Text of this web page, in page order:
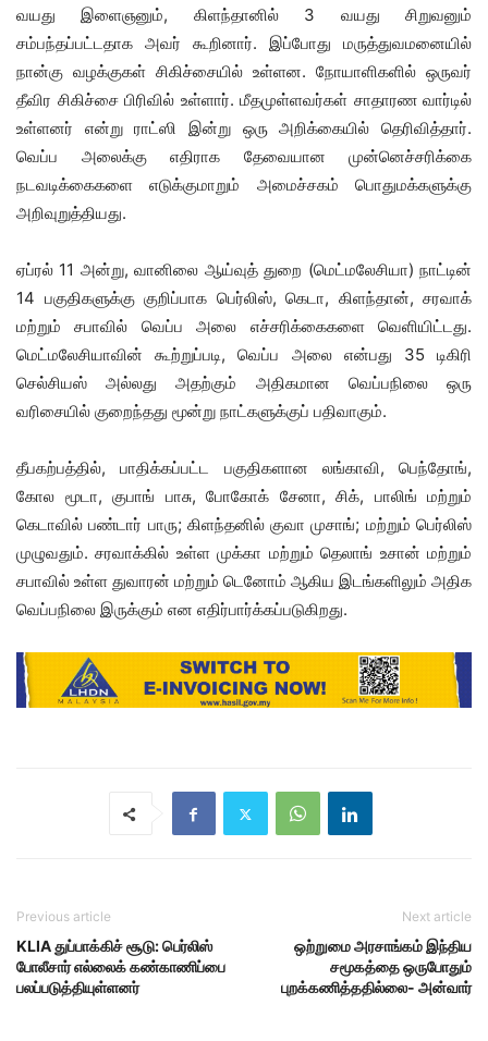
வயது இளைஞனும், கிளந்தானில் 3 வயது சிறுவனும்
சம்பந்தப்பட்டதாக அவர் கூறினார். இப்போது மருத்துவமனையில்
நான்கு வழக்குகள் சிகிச்சையில் உள்ளன. நோயாளிகளில் ஒருவர்
தீவிர சிகிச்சை பிரிவில் உள்ளார். மீதமுள்ளவர்கள் சாதாரண வார்டில்
உள்ளனர் என்று ராட்ஸி இன்று ஒரு அறிக்கையில் தெரிவித்தார்.
வெப்ப அலைக்கு எதிராக தேவையான முன்னெச்சரிக்கை
நடவடிக்கைகளை எடுக்குமாறும் அமைச்சகம் பொதுமக்களுக்கு
அறிவுறுத்தியது.
ஏப்ரல் 11 அன்று, வானிலை ஆய்வுத் துறை (மெட்மலேசியா) நாட்டின்
14 பகுதிகளுக்கு குறிப்பாக பெர்லிஸ், கெடா, கிளந்தான், சரவாக்
மற்றும் சபாவில் வெப்ப அலை எச்சரிக்கைகளை வெளியிட்டது.
மெட்மலேசியாவின் கூற்றுப்படி, வெப்ப அலை என்பது 35 டிகிரி
செல்சியஸ் அல்லது அதற்கும் அதிகமான வெப்பநிலை ஒரு
வரிசையில் குறைந்தது மூன்று நாட்களுக்குப் பதிவாகும்.
தீபகற்பத்தில், பாதிக்கப்பட்ட பகுதிகளான லங்காவி, பெந்தோங்,
கோல மூடா, குபாங் பாசு, போகோக் சேனா, சிக், பாலிங் மற்றும்
கெடாவில் பண்டார் பாரு; கிளந்தனில் குவா முசாங்; மற்றும் பெர்லிஸ்
முழுவதும். சரவாக்கில் உள்ள முக்கா மற்றும் தெலாங் உசான் மற்றும்
சபாவில் உள்ள துவாரன் மற்றும் டெனோம் ஆகிய இடங்களிலும் அதிக
வெப்பநிலை இருக்கும் என எதிர்பார்க்கப்படுகிறது.
Previous article
KLIA துப்பாக்கிச் சூடு: பெர்லிஸ்
போலீசார் எல்லைக் கண்காணிப்பை
பலப்படுத்தியுள்ளனர்
Next article
ஒற்றுமை அரசாங்கம் இந்திய
சமூகத்தை ஒருபோதும்
புறக்கணித்ததில்லை- அன்வார்